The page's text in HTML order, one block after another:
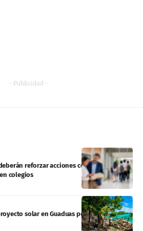
- Publicidad -
reforzar acciones contra la violencia
colegios
solar en Guaduas por presuntas